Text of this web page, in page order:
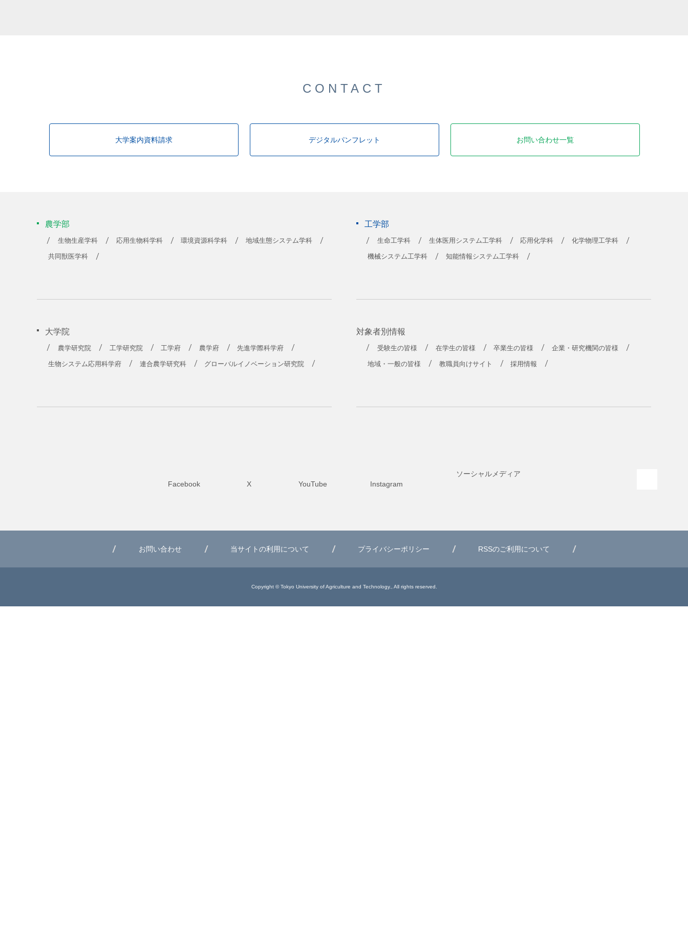
CONTACT
大学案内資料請求 デジタルパンフレット お問い合わせ一覧
農学部
生物生産学科 応用生物科学科 環境資源科学科 地域生態システム学科
共同獣医学科
工学部
生命工学科 生体医用システム工学科 応用化学科 化学物理工学科
機械システム工学科 知能情報システム工学科
大学院
農学研究院 工学研究院 工学府 農学府 先進学際科学府
生物システム応用科学府 連合農学研究科 グローバルイノベーション研究院
対象者別情報
受験生の皆様 在学生の皆様 卒業生の皆様 企業・研究機関の皆様
地域・一般の皆様 教職員向けサイト 採用情報
Facebook
X YouTube Instagram
ソーシャルメディア
お問い合わせ 当サイトの利用について プライバシーポリシー RSSのご利用について
Copyright © Tokyo University of Agriculture and Technology., All rights reserved.